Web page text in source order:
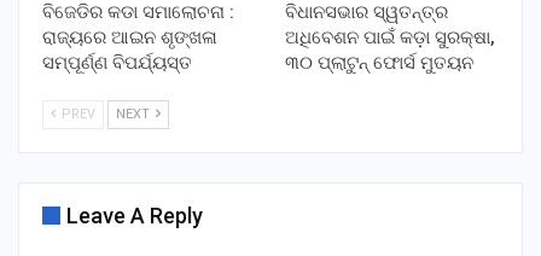
ବିଜେଡିର କଡା ସମାଲୋଚନା :
ରାଜ୍ୟରେ ଆଇନ ଶୃଙ୍ଖଳା
ସମ୍ପୂର୍ଣ୍ଣ ବିପର୍ଯ୍ୟସ୍ତ
ବିଧାନସଭାର ସ୍ୱତନ୍ତ୍ର
ଅଧିବେଶନ ପାଇଁ କଡ଼ା ସୁରକ୍ଷା,
୩୦ ପ୍ଲାଟୁନ୍ ଫୋର୍ସ ମୁତୟନ
PREV NEXT
Leave A Reply